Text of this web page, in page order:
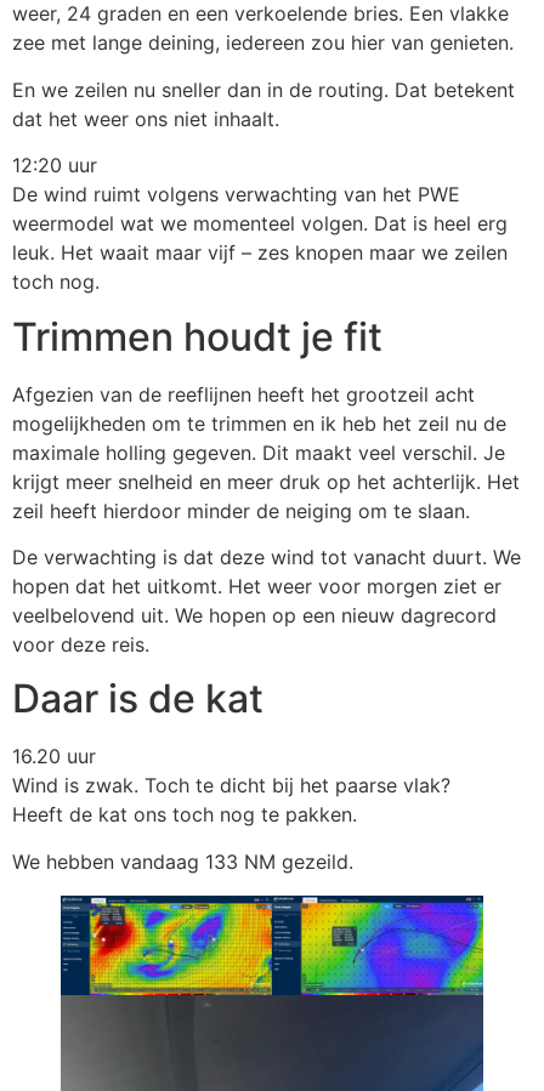
weer, 24 graden en een verkoelende bries. Een vlakke
zee met lange deining, iedereen zou hier van genieten.
En we zeilen nu sneller dan in de routing. Dat betekent
dat het weer ons niet inhaalt.
12:20 uur
De wind ruimt volgens verwachting van het PWE
weermodel wat we momenteel volgen. Dat is heel erg
leuk. Het waait maar vijf – zes knopen maar we zeilen
toch nog.
Trimmen houdt je fit
Afgezien van de reeflijnen heeft het grootzeil acht
mogelijkheden om te trimmen en ik heb het zeil nu de
maximale holling gegeven. Dit maakt veel verschil. Je
krijgt meer snelheid en meer druk op het achterlijk. Het
zeil heeft hierdoor minder de neiging om te slaan.
De verwachting is dat deze wind tot vanacht duurt. We
hopen dat het uitkomt. Het weer voor morgen ziet er
veelbelovend uit. We hopen op een nieuw dagrecord
voor deze reis.
Daar is de kat
16.20 uur
Wind is zwak. Toch te dicht bij het paarse vlak?
Heeft de kat ons toch nog te pakken.
We hebben vandaag 133 NM gezeild.